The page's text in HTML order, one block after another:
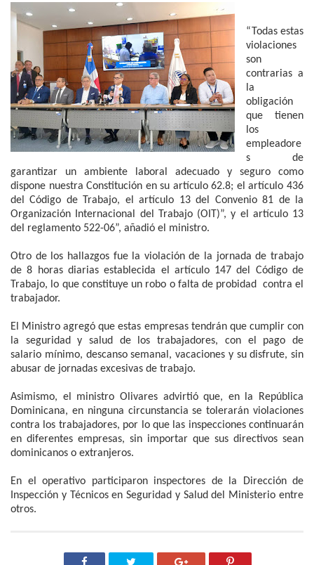
“Todas estas
violaciones
son
contrarias a
la
obligación
que tienen
los
empleadore
s de
garantizar un ambiente laboral adecuado y seguro como
dispone nuestra Constitución en su artículo 62.8; el artículo 436
del Código de Trabajo, el artículo 13 del Convenio 81 de la
Organización Internacional del Trabajo (OIT)”, y el artículo 13
del reglamento 522-06”, añadió el ministro.
Otro de los hallazgos fue la violación de la jornada de trabajo
de 8 horas diarias establecida el artículo 147 del Código de
Trabajo, lo que constituye un robo o falta de probidad contra el
trabajador.
El Ministro agregó que estas empresas tendrán que cumplir con
la seguridad y salud de los trabajadores, con el pago de
salario mínimo, descanso semanal, vacaciones y su disfrute, sin
abusar de jornadas excesivas de trabajo.
Asimismo, el ministro Olivares advirtió que, en la República
Dominicana, en ninguna circunstancia se tolerarán violaciones
contra los trabajadores, por lo que las inspecciones continuarán
en diferentes empresas, sin importar que sus directivos sean
dominicanos o extranjeros.
En el operativo participaron inspectores de la Dirección de
Inspección y Técnicos en Seguridad y Salud del Ministerio entre
otros.